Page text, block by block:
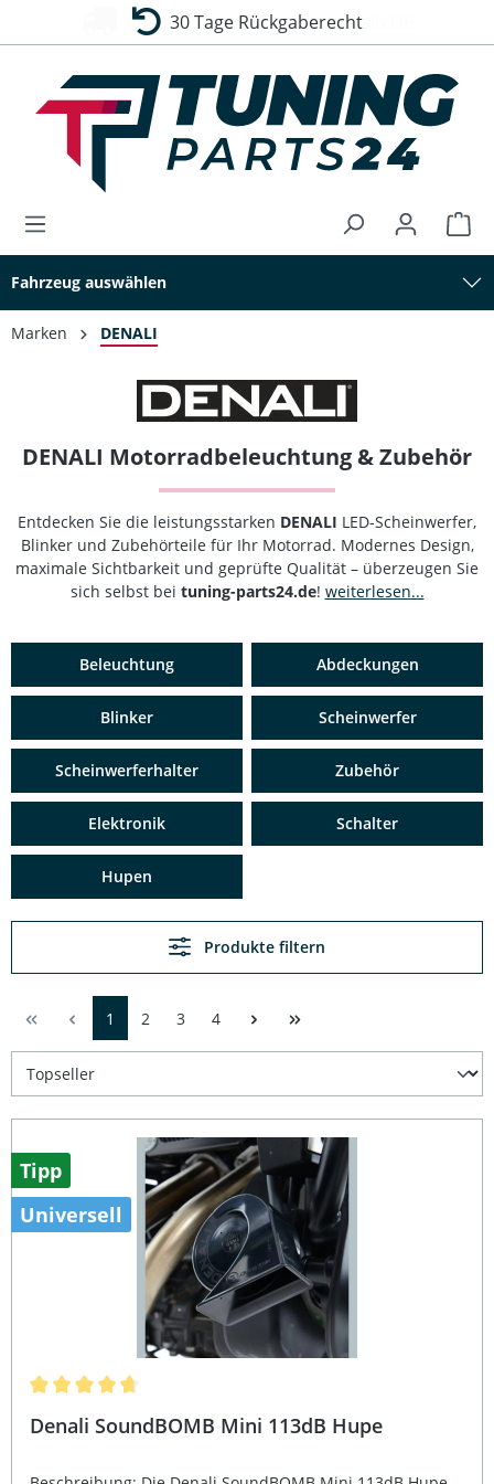
30 Tage Rückgaberecht
Fahrzeug auswählen
Marken DENALI
DENALI Motorradbeleuchtung & Zubehör
Entdecken Sie die leistungsstarken DENALI LED-Scheinwerfer,
Blinker und Zubehörteile für Ihr Motorrad. Modernes Design,
maximale Sichtbarkeit und geprüfte Qualität – überzeugen Sie
sich selbst bei tuning-parts24.de! weiterlesen...
Beleuchtung Abdeckungen
Blinker Scheinwerfer
Scheinwerferhalter Zubehör
Elektronik Schalter
Hupen
Produkte filtern
1 2 3 4
Tipp
Universell
Denali SoundBOMB Mini 113dB Hupe